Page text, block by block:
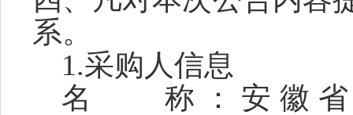
系。
1.采购人信息
名
称：安徽